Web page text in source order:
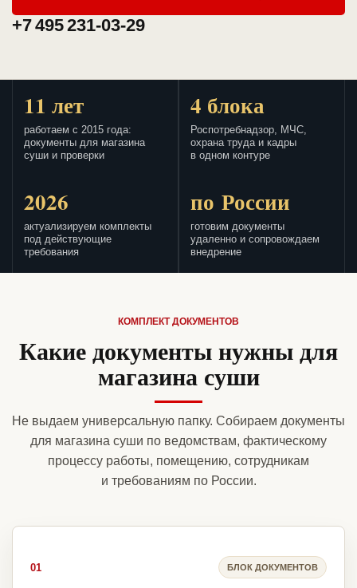
+7 495 231-03-29
11 лет
работаем с 2015 года:
документы для магазина
суши и проверки
4 блока
Роспотребнадзор, МЧС,
охрана труда и кадры
в одном контуре
2026
актуализируем комплекты
под действующие
требования
по России
готовим документы
удаленно и сопровождаем
внедрение
КОМПЛЕКТ ДОКУМЕНТОВ
Какие документы нужны для
магазина суши
Не выдаем универсальную папку. Собираем документы
для магазина суши по ведомствам, фактическому
процессу работы, помещению, сотрудникам
и требованиям по России.
01 БЛОК ДОКУМЕНТОВ